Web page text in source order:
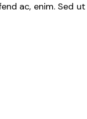
ac, enim. Sed